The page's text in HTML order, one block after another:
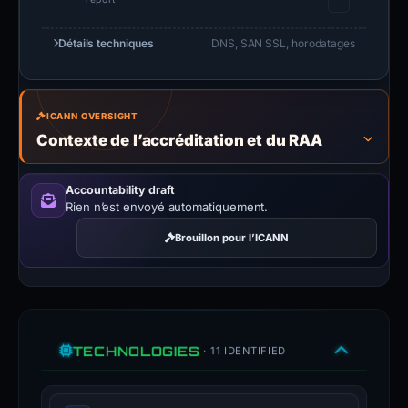
Détails techniques DNS, SAN SSL, horodatages
ICANN OVERSIGHT
Contexte de l’accréditation et du RAA
Accountability draft
Rien n’est envoyé automatiquement.
Brouillon pour l’ICANN
TECHNOLOGIES · 11 IDENTIFIED